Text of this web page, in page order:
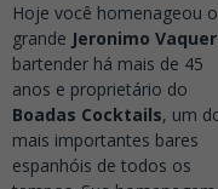
Hoje você homenageou o
grande Jeronimo
bartender há mais de 45
anos e proprietário do
Boadas Cocktails, um
mais importantes bares
espanhóis de todos os